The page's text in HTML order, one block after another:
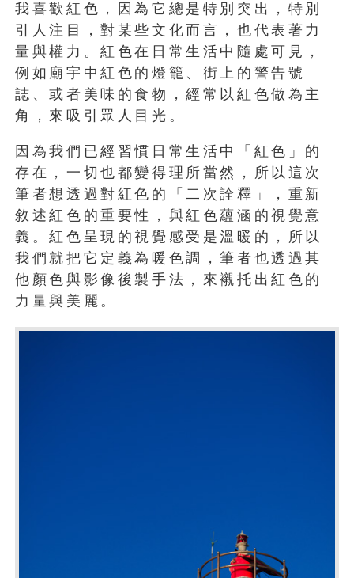
我喜歡紅色，因為它總是特別突出，特別
引人注目，對某些文化而言，也代表著力
量與權力。紅色在日常生活中隨處可見，
例如廟宇中紅色的燈籠、街上的警告號
誌、或者美味的食物，經常以紅色做為主
角，來吸引眾人目光。
因為我們已經習慣日常生活中「紅色」的
存在，一切也都變得理所當然，所以這次
筆者想透過對紅色的「二次詮釋」，重新
敘述紅色的重要性，與紅色蘊涵的視覺意
義。紅色呈現的視覺感受是溫暖的，所以
我們就把它定義為暖色調，筆者也透過其
他顏色與影像後製手法，來襯托出紅色的
力量與美麗。